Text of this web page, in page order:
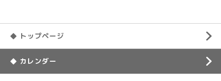
◆ トップページ
◆ カレンダー